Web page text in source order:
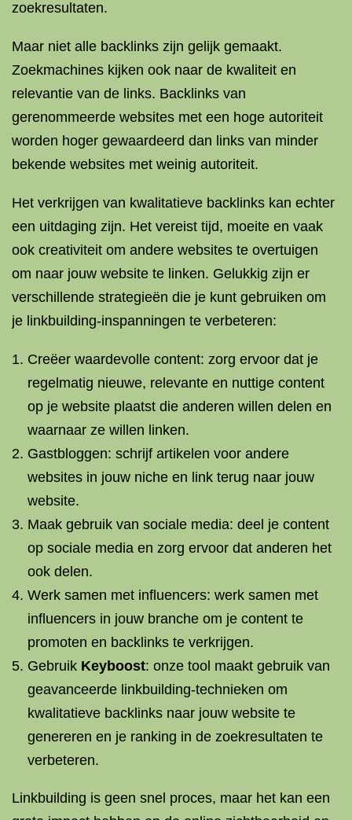
zoekresultaten.
Maar niet alle backlinks zijn gelijk gemaakt.
Zoekmachines kijken ook naar de kwaliteit en
relevantie van de links. Backlinks van
gerenommeerde websites met een hoge autoriteit
worden hoger gewaardeerd dan links van minder
bekende websites met weinig autoriteit.
Het verkrijgen van kwalitatieve backlinks kan echter
een uitdaging zijn. Het vereist tijd, moeite en vaak
ook creativiteit om andere websites te overtuigen
om naar jouw website te linken. Gelukkig zijn er
verschillende strategieën die je kunt gebruiken om
je linkbuilding-inspanningen te verbeteren:
Creëer waardevolle content: zorg ervoor dat je
regelmatig nieuwe, relevante en nuttige content
op je website plaatst die anderen willen delen en
waarnaar ze willen linken.
Gastbloggen: schrijf artikelen voor andere
websites in jouw niche en link terug naar jouw
website.
Maak gebruik van sociale media: deel je content
op sociale media en zorg ervoor dat anderen het
ook delen.
Werk samen met influencers: werk samen met
influencers in jouw branche om je content te
promoten en backlinks te verkrijgen.
Gebruik Keyboost: onze tool maakt gebruik van
geavanceerde linkbuilding-technieken om
kwalitatieve backlinks naar jouw website te
genereren en je ranking in de zoekresultaten te
verbeteren.
Linkbuilding is geen snel proces, maar het kan een